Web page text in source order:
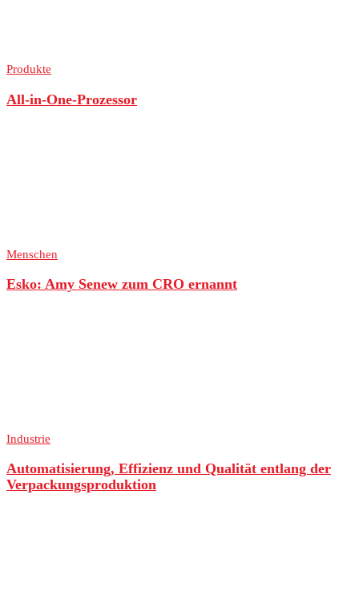
Produkte
All-in-One-Prozessor
Menschen
Esko: Amy Senew zum CRO ernannt
Industrie
Automatisierung, Effizienz und Qualität entlang der
Verpackungsproduktion